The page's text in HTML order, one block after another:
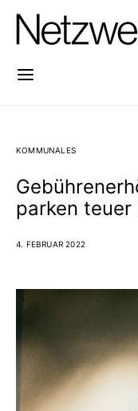
KOMMUNALES
parken teuer
4. FEBRUAR 2022